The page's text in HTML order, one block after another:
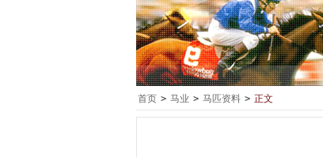
首页 > 马业 > 马匹资料 > 正文